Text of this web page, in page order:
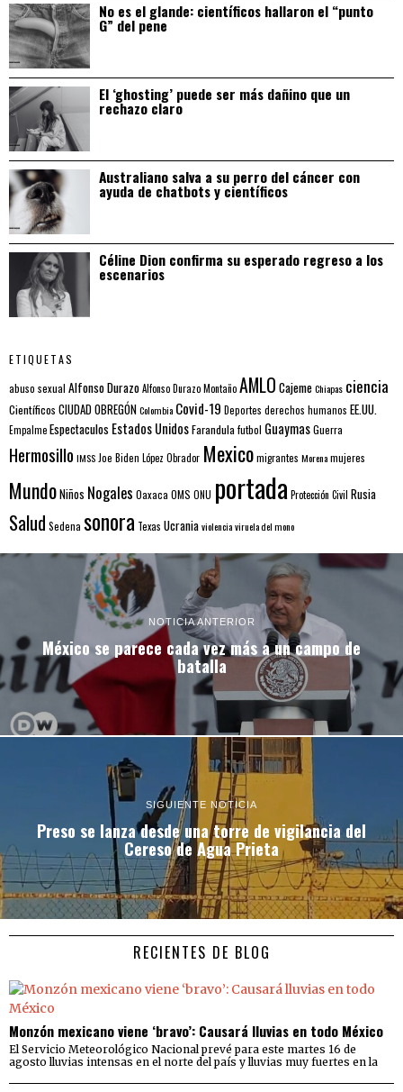
No es el glande: científicos hallaron el “punto
G” del pene
El ‘ghosting’ puede ser más dañino que un
rechazo claro
Australiano salva a su perro del cáncer con
ayuda de chatbots y científicos
Céline Dion confirma su esperado regreso a los
escenarios
ETIQUETAS
abuso sexual Alfonso DurazoAlfonso Durazo MontañoAMLO CajemeChiapas ciencia
Científicos CIUDAD OBREGÓNColombia Covid-19 Deportes derechos humanos EE.UU.
EmpalmeEspectaculos Estados UnidosFarandulafutbol GuaymasGuerra
Hermosillo IMSSJoe Biden López Obrador Mexicomigrantes Morenamujeres
MundoNiños Nogales Oaxaca OMS ONU portada Protección Civil Rusia
Salud Sedena sonora Texas Ucraniaviolenciaviruela del mono
NOTICIA ANTERIOR
México se parece cada vez más a un campo de
batalla
SIGUIENTE NOTICIA
Preso se lanza desde una torre de vigilancia del
Cereso de Agua Prieta
RECIENTES DE BLOG
Monzón mexicano viene ‘bravo’: Causará lluvias en todo México
El Servicio Meteorológico Nacional prevé para este martes 16 de
agosto lluvias intensas en el norte del país y lluvias muy fuertes en la